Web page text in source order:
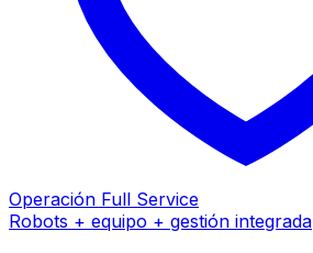
Operación Full Service
Robots + equipo + gestión integrada